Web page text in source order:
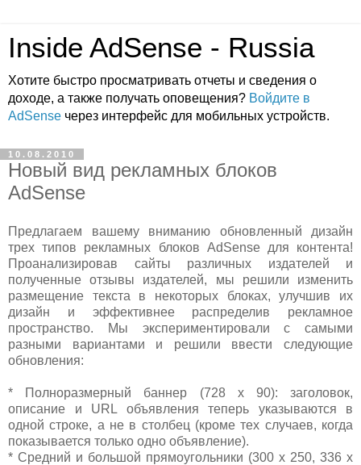
Inside AdSense - Russia
Хотите быстро просматривать отчеты и сведения о
доходе, а также получать оповещения? Войдите в
AdSense через интерфейс для мобильных устройств.
10.08.2010
Новый вид рекламных блоков
AdSense
Предлагаем вашему вниманию обновленный дизайн
трех типов рекламных блоков AdSense для контента!
Проанализировав сайты различных издателей и
полученные отзывы издателей, мы решили изменить
размещение текста в некоторых блоках, улучшив их
дизайн и эффективнее распределив рекламное
пространство. Мы экспериментировали с самыми
разными вариантами и решили ввести следующие
обновления:
* Полноразмерный баннер (728 x 90): заголовок,
описание и URL объявления теперь указываются в
одной строке, а не в столбец (кроме тех случаев, когда
показывается только одно объявление).
* Средний и большой прямоугольники (300 x 250, 336 x